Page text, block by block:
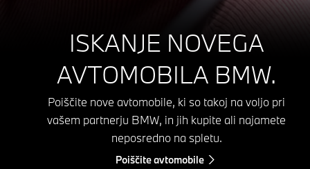
ISKANJE NOVEGA
AVTOMOBILA BMW.
Poiščite nove avtomobile, ki so takoj na voljo pri
vašem partnerju BMW, in jih kupite ali najamete
neposredno na spletu.
Poiščite avtomobile